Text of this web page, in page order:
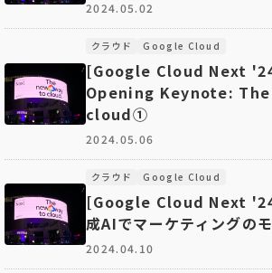
2024.05.02
クラウド Google Cloud
[Google Cloud Next
Opening Keynote:
cloud①
2024.05.06
クラウド Google Cloud
[Google Cloud Next
成AIでマーケティングの
2024.04.10